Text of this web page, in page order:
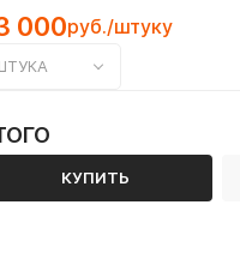
песчаным покрытием
000руб./штуку
КУПИТЬ